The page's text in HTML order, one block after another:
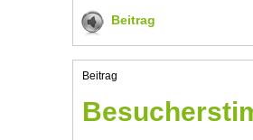
Beitrag
Beitrag